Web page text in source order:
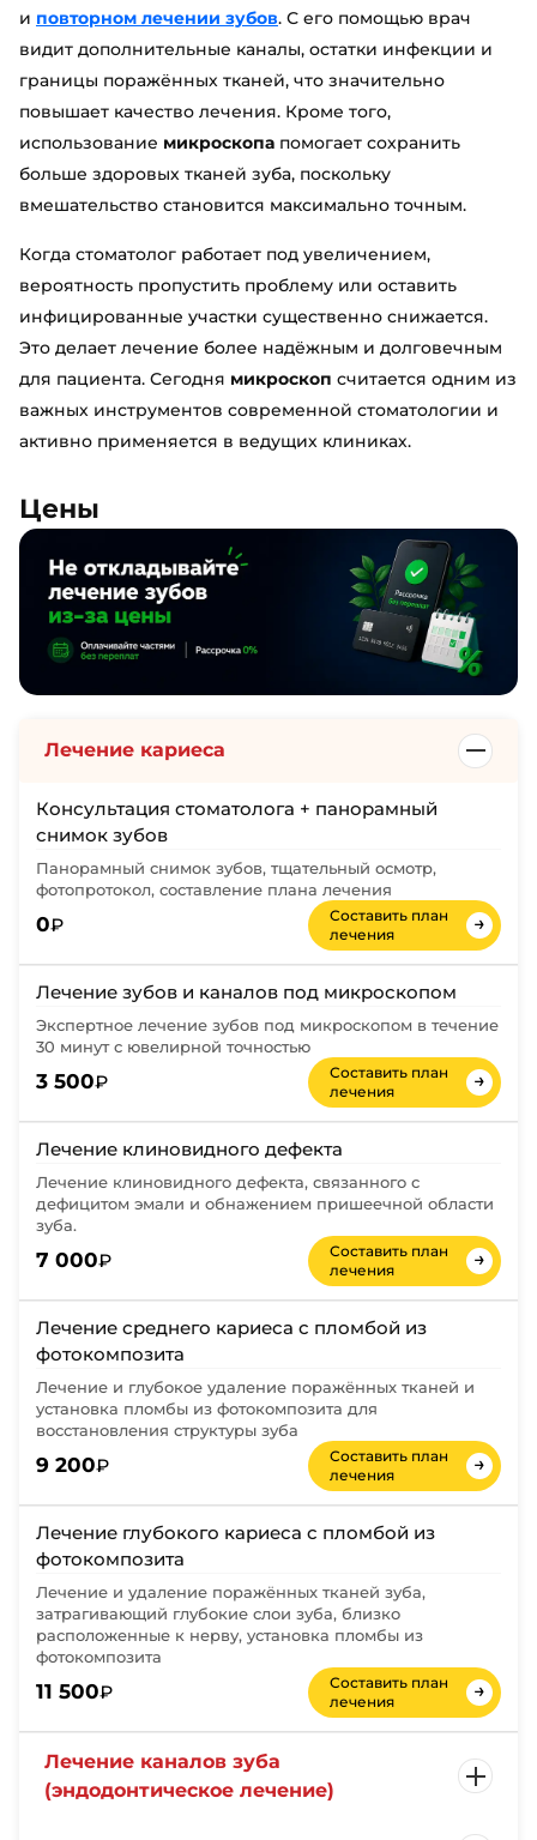
и повторном лечении зубов. С его помощью врач
видит дополнительные каналы, остатки инфекции и
границы поражённых тканей, что значительно
повышает качество лечения. Кроме того,
использование микроскопа помогает сохранить
больше здоровых тканей зуба, поскольку
вмешательство становится максимально точным.
Когда стоматолог работает под увеличением,
вероятность пропустить проблему или оставить
инфицированные участки существенно снижается.
Это делает лечение более надёжным и долговечным
для пациента. Сегодня микроскоп считается одним из
важных инструментов современной стоматологии и
активно применяется в ведущих клиниках.
Цены
Лечение кариеса
Консультация стоматолога + панорамный
снимок зубов
Панорамный снимок зубов, тщательный осмотр,
фотопротокол, составление плана лечения
0₽
Составить план
лечения
→
Лечение зубов и каналов под микроскопом
Экспертное лечение зубов под микроскопом в течение
30 минут с ювелирной точностью
3 500₽
Составить план
лечения
→
Лечение клиновидного дефекта
Лечение клиновидного дефекта, связанного с
дефицитом эмали и обнажением пришеечной области
зуба.
7 000₽
Составить план
лечения
→
Лечение среднего кариеса с пломбой из
фотокомпозита
Лечение и глубокое удаление поражённых тканей и
установка пломбы из фотокомпозита для
восстановления структуры зуба
9 200₽
Составить план
лечения
→
Лечение глубокого кариеса с пломбой из
фотокомпозита
Лечение и удаление поражённых тканей зуба,
затрагивающий глубокие слои зуба, близко
расположенные к нерву, установка пломбы из
фотокомпозита
11 500₽
Составить план
лечения
→
Лечение каналов зуба
(эндодонтическое лечение)